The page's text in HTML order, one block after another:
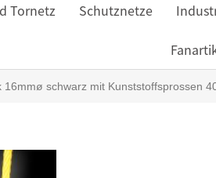
Tornetz Schutznetze
16mmø schwarz mit Kunststoffsprossen